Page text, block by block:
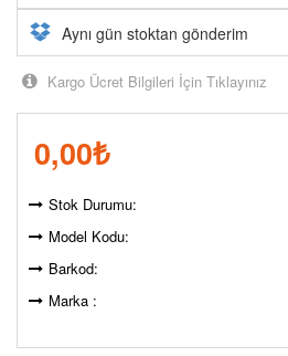
Aynı gün stoktan gönderim
Kargo Ücret Bilgileri İçin Tıklayınız
0,00₺
Stok Durumu:
Model Kodu:
Barkod:
Marka :